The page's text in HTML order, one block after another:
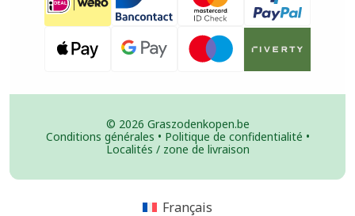
© 2026 Graszodenkopen.be
Conditions générales • Politique de confidentialité •
Localités / zone de livraison
Français